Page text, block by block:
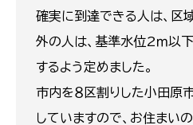
確実に到達できる人は、区
外の人は、基準水位2ｍ以
するよう定めました。
市内を８区割りした小田原
していますので、お住まい